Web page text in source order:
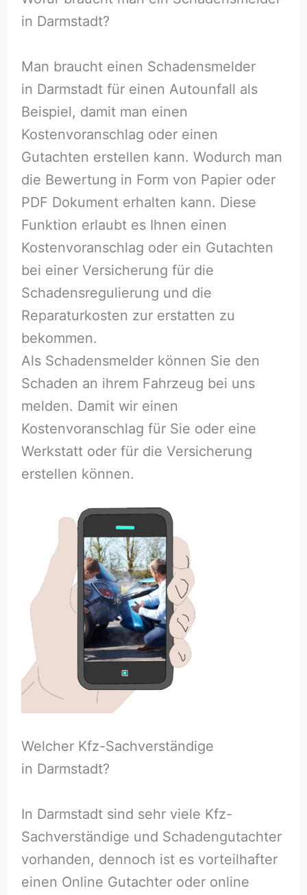
in Darmstadt?
Man braucht einen Schadensmelder
in Darmstadt für einen Autounfall als
Beispiel, damit man einen
Kostenvoranschlag oder einen
Gutachten erstellen kann. Wodurch man
die Bewertung in Form von Papier oder
PDF Dokument erhalten kann. Diese
Funktion erlaubt es Ihnen einen
Kostenvoranschlag oder ein Gutachten
bei einer Versicherung für die
Schadensregulierung und die
Reparaturkosten zur erstatten zu
bekommen.
Als Schadensmelder können Sie den
Schaden an ihrem Fahrzeug bei uns
melden. Damit wir einen
Kostenvoranschlag für Sie oder eine
Werkstatt oder für die Versicherung
erstellen können.
Welcher Kfz-Sachverständige
in Darmstadt?
In Darmstadt sind sehr viele Kfz-
Sachverständige und Schadengutachter
vorhanden, dennoch ist es vorteilhafter
einen Online Gutachter oder online